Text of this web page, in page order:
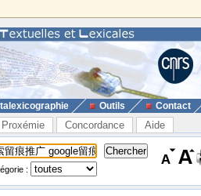
Outils Contact
Proxémie Concordance Aide
: